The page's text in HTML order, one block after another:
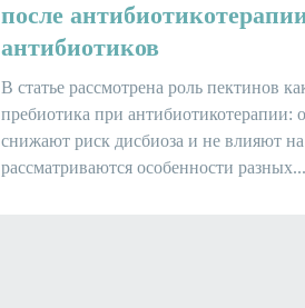
после
антибиотиков
В статье рассмотрена роль пектинов
пребиотика при
снижают риск дисбиоза и не влияют
рассматриваются особенности разных...